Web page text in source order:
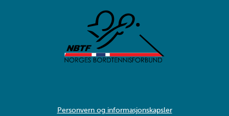
Personvern og informasjonskapsler